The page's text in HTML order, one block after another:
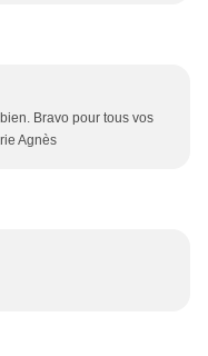
Bravo pour tous vos
Agnès